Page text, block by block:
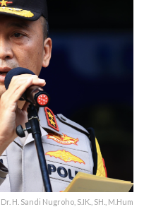
H. Sandi Nugroho, S.IK., SH., M.Hum